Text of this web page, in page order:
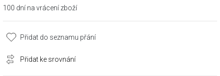
100 dní na vrácení zboží
Přidat do seznamu přání
Přidat ke srovnání